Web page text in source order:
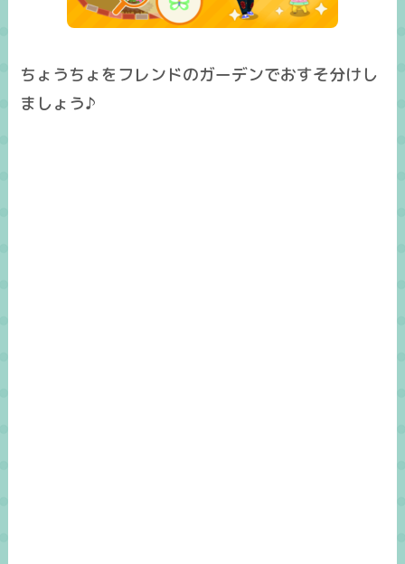
ちょうちょをフレンドのガーデンでおすそ分けし
ましょう♪